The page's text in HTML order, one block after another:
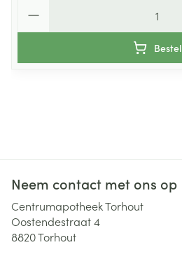
Bestel
Neem contact met ons op
Centrumapotheek Torhout
Oostendestraat 4
8820Torhout